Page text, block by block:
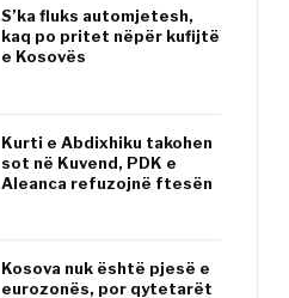
S’ka fluks automjetesh,
kaq po pritet nëpër kufijtë
e Kosovës
Kurti e Abdixhiku takohen
sot në Kuvend, PDK e
Aleanca refuzojnë ftesën
Kosova nuk është pjesë e
eurozonës, por qytetarët